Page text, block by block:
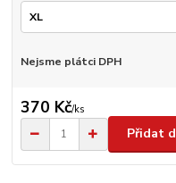
Nejsme plátci DPH
370 Kč/ks
Přidat